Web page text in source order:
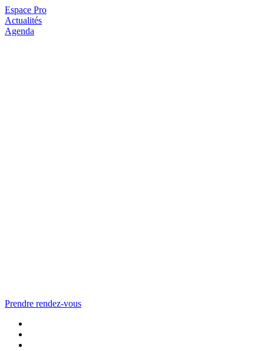
Espace Pro
Actualités
Agenda
Prendre rendez-vous